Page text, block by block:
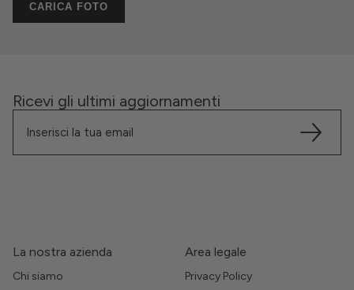
CARICA FOTO
Ricevi gli ultimi aggiornamenti
La nostra azienda
Chi siamo
Area legale
Privacy Policy